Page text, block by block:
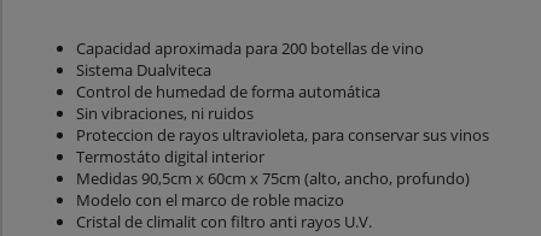
Capacidad aproximada para 200 botellas de vino
Sistema Dualviteca
Control de humedad de forma automática
Sin vibraciones, ni ruidos
Proteccion de rayos ultravioleta, para conservar sus vinos
Termostáto digital interior
Medidas 90,5cm x 60cm x 75cm (alto, ancho, profundo)
Modelo con el marco de roble macizo
Cristal de climalit con filtro anti rayos U.V.